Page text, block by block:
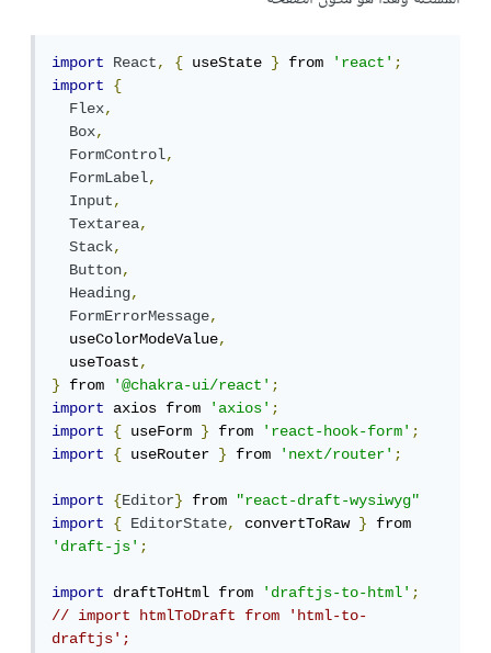
import React, { useState } from 'react';
import
{
Flex,
Box,
FormControl,
FormLabel,
Input,
Textarea,
Stack,
Button,
Heading,
FormErrorMessage,
  useColorModeValue
,
  useToast
,
}
from '@chakra-ui/react';
import
axios from 'axios';
import
{ useForm } from 'react-hook-form';
import
{ useRouter } from 'next/router';
import {Editor} from "react-draft-wysiwyg"
import
{ EditorState, convertToRaw }
'draft-js';
import draftToHtml from 'draftjs-to-html';
// import htmlToDraft from 'html-to-
draftjs';